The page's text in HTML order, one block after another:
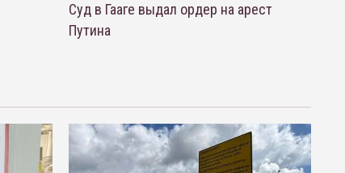
Суд в Гааге выдал ордер на арест
Путина